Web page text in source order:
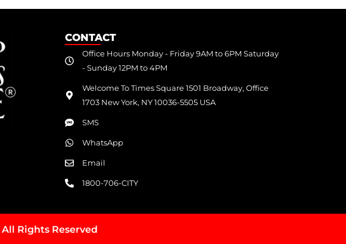
CONTACT
Office Hours Monday - Friday 9AM to 6PM Saturday
- Sunday 12PM to 4PM
Welcome To Times Square 1501 Broadway, Office
1703 New York, NY 10036-5505 USA
SMS
WhatsApp
Email
1800-706-CITY
Rights Reserved